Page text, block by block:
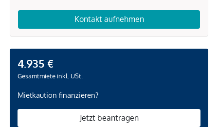
Kontakt aufnehmen
4.935 €
Gesamtmiete inkl. USt.
Mietkaution finanzieren?
Jetzt beantragen